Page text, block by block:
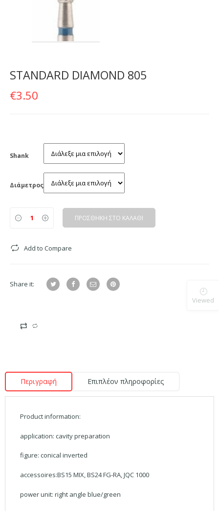
STANDARD DIAMOND 805
€3.50
Shank
Διάμετρος
ΠΡΟΣΘΗΚΗ ΣΤΟ ΚΑΛΑΘΙ
Add to Compare
Share it:
Περιγραφή Επιπλέον πληροφορίες
Product information:
application: cavity preparation
figure: conical inverted
accessoires:BS15 MIX, BS24 FG-RA, JQC 1000
power unit: right angle blue/green
Viewed